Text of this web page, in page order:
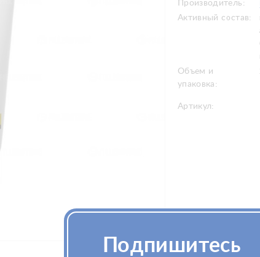
Производитель:
Активный состав:
Объем и
упаковка:
Артикул:
Подпишитесь